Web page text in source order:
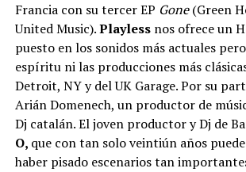
Francia con su tercer EP Gone(Green
United Music).Playlessnos ofrece un
puesto en los sonidos más actuales
espíritu ni las producciones más
Detroit, NY y del UK Garage. Por su
Arián Domenech, un productor de
Dj catalán. El joven productor y Dj de
O, que con tan solo veintiún años
haber pisado escenarios tan